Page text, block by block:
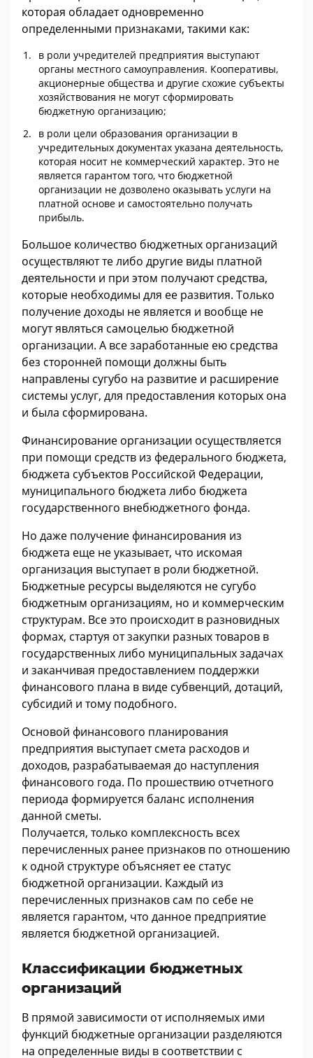
которая обладает одновременно
определенными признаками, такими как:
в роли учредителей предприятия выступают
органы местного самоуправления. Кооперативы,
акционерные общества и другие схожие субъекты
хозяйствования не могут сформировать
бюджетную организацию;
в роли цели образования организации в
учредительных документах указана деятельность,
которая носит не коммерческий характер. Это не
является гарантом того, что бюджетной
организации не дозволено оказывать услуги на
платной основе и самостоятельно получать
прибыль.
Большое количество бюджетных организаций
осуществляют те либо другие виды платной
деятельности и при этом получают средства,
которые необходимы для ее развития. Только
получение доходы не является и вообще не
могут являться самоцелью бюджетной
организации. А все заработанные ею средства
без сторонней помощи должны быть
направлены сугубо на развитие и расширение
системы услуг, для предоставления которых она
и была сформирована.
Финансирование организации осуществляется
при помощи средств из федерального бюджета,
бюджета субъектов Российской Федерации,
муниципального бюджета либо бюджета
государственного внебюджетного фонда.
Но даже получение финансирования из
бюджета еще не указывает, что искомая
организация выступает в роли бюджетной.
Бюджетные ресурсы выделяются не сугубо
бюджетным организациям, но и коммерческим
структурам. Все это происходит в разновидных
формах, стартуя от закупки разных товаров в
государственных либо муниципальных задачах
и заканчивая предоставлением поддержки
финансового плана в виде субвенций, дотаций,
субсидий и тому подобного.
Основой финансового планирования
предприятия выступает смета расходов и
доходов, разрабатываемая до наступления
финансового года. По прошествию отчетного
периода формируется баланс исполнения
данной сметы.
Получается, только комплексность всех
перечисленных ранее признаков по отношению
к одной структуре объясняет ее статус
бюджетной организации. Каждый из
перечисленных признаков сам по себе не
является гарантом, что данное предприятие
является бюджетной организацией.
Классификации бюджетных
организаций
В прямой зависимости от исполняемых ими
функций бюджетные организации разделяются
на определенные виды в соответствии с